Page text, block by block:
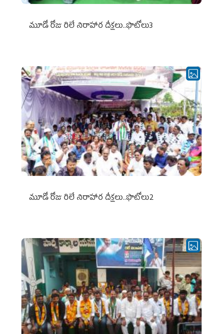
మూడో రోజు రిలే నిరాహార దీక్షలు..ఫొటోలు3
మూడో రోజు రిలే నిరాహార దీక్షలు..ఫొటోలు2